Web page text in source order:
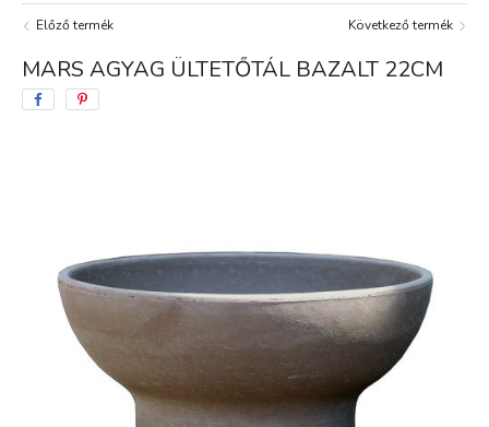
Előző termék Következő termék
MARS AGYAG ÜLTETŐTÁL BAZALT 22CM